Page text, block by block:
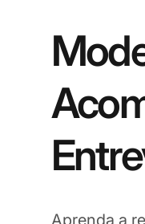
Aprenda a